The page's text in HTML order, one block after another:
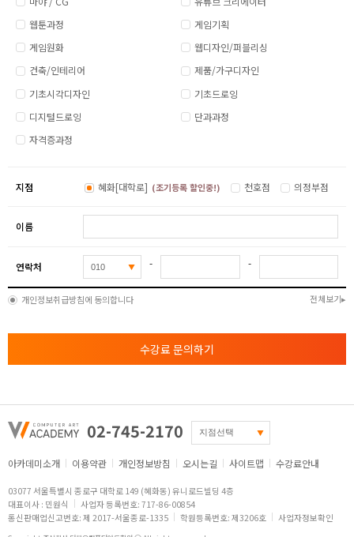
웹툰과정
게임기획
게임원화
웹디자인/퍼블리싱
건축/인테리어
제품/가구디자인
기초시각디자인
기초드로잉
디지털드로잉
단과과정
자격증과정
지점 혜화[대학로] (조기등록 할인중!) 천호점 의정부점
이름
연락처 - -
개인정보취급방침에 동의합니다 전체보기
수강료 문의하기
02-745-2170
아카데미소개 이용약관 개인정보방침 오시는길 사이트맵 수강료안내
03077 서울특별시 종로구 대학로 149 (혜화동) 유니로드빌딩 4층
대표이사 : 민원식
사업자 등록번호: 717-86-00854
통신판매업신고번호: 제 2017-서울종로-1335
학원등록번호: 제3206호 사업자정보확인